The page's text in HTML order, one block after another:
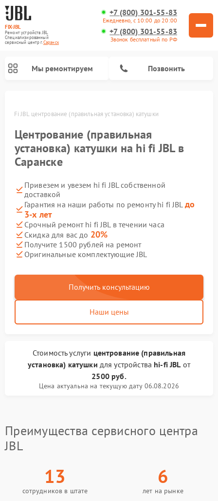
FIX-JBL
Ремонт устройств JBL
Специализированный
cервисный центр г.Саранск
+7 (800) 301-55-83
Ежедневно, с 10:00 до 20:00
+7 (800) 301-55-83
Звонок бесплатный по РФ
Мы ремонтируем Позвонить
Hi-Fi JBL центрование (правильная установка) катушки
Центрование (правильная
установка) катушки на hi fi JBL в
Саранске
Привезем и увезем hi fi JBL собственной
доставкой
Гарантия на наши работы по ремонту hi fi JBL до
3-х лет
Срочный ремонт hi fi JBL в течении часа
Скидка для вас до 20%
Получите 1500 рублей на ремонт
Оригинальные комплектующие JBL
Получить консультацию
Наши цены
Стоимость услуги центрование (правильная
установка) катушки для устройства hi-fi JBL от
2500 руб.
Цена актуальна на текущую дату 06.08.2026
Преимущества сервисного центра
JBL
13
сотрудников в штате
6
лет на рынке